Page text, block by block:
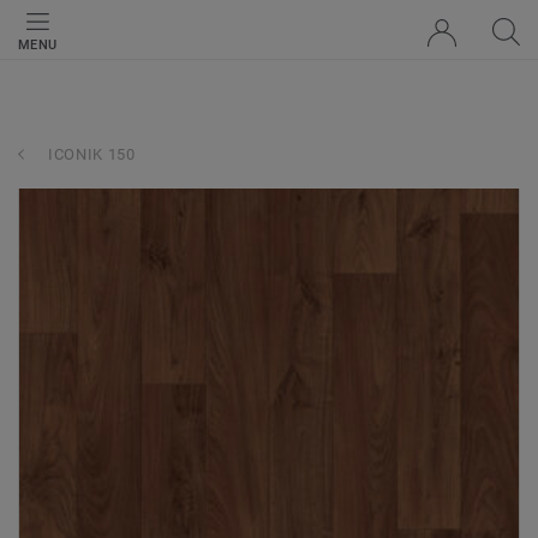
MENU
ICONIK 150